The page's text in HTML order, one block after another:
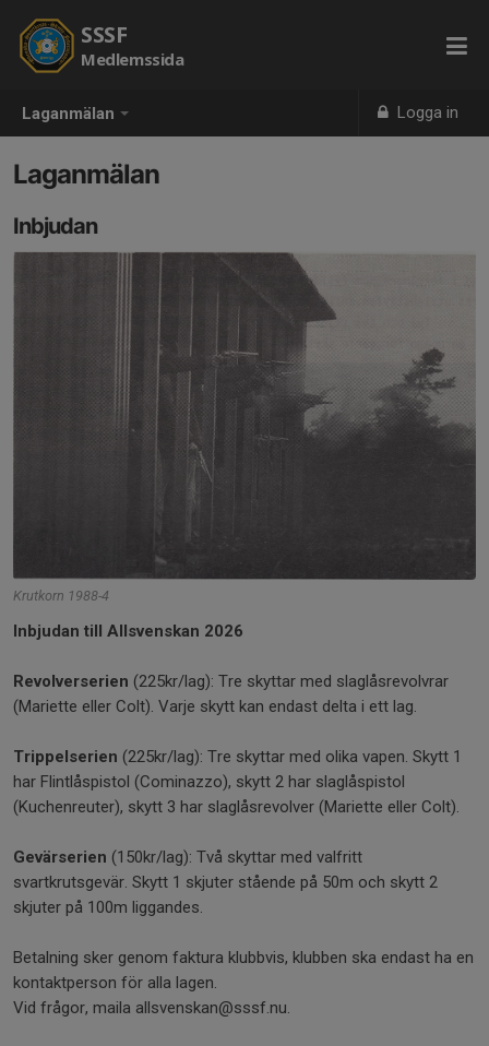
Laganmälan Logga in
SSSF
Medlemssida
Laganmälan
Inbjudan
Krutkorn 1988-4
Inbjudan till Allsvenskan 2026
Revolverserien (225kr/lag): Tre skyttar med slaglåsrevolvrar
(Mariette eller Colt). Varje skytt kan endast delta i ett lag.
Trippelserien (225kr/lag): Tre skyttar med olika vapen. Skytt 1
har Flintlåspistol (Cominazzo), skytt 2 har slaglåspistol
(Kuchenreuter), skytt 3 har slaglåsrevolver (Mariette eller Colt).
Gevärserien (150kr/lag): Två skyttar med valfritt
svartkrutsgevär. Skytt 1 skjuter stående på 50m och skytt 2
skjuter på 100m liggandes.
Betalning sker genom faktura klubbvis, klubben ska endast ha en
kontaktperson för alla lagen.
Vid frågor, maila allsvenskan@sssf.nu.